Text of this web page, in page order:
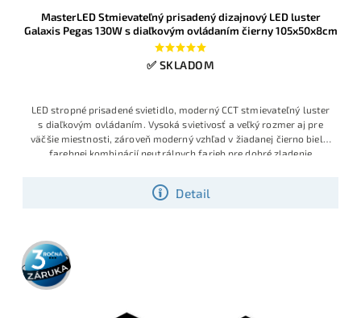
MasterLED Stmievateľný prisadený dizajnový LED luster
Galaxis Pegas 130W s diaľkovým ovládaním čierny 105x50x8cm
✅ SKLADOM
Detail
LED stropné prisadené svietidlo, moderný CCT stmievateľný luster
s diaľkovým ovládaním. Vysoká svietivosť a veľký rozmer aj pre
väčšie miestnosti, zároveň moderný vzhľad v žiadanej čierno bielej
farebnej kombinácií neutrálnych farieb pre dobré zladenie
3 roky
záruka